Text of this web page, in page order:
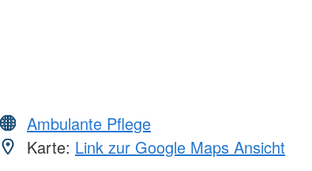
Ambulante Pflege
Karte: Link zur Google Maps Ansicht